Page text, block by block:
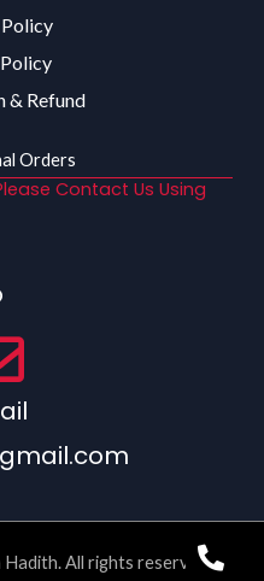
& Refund
Orders
Contact Us Using
All rights reserved.